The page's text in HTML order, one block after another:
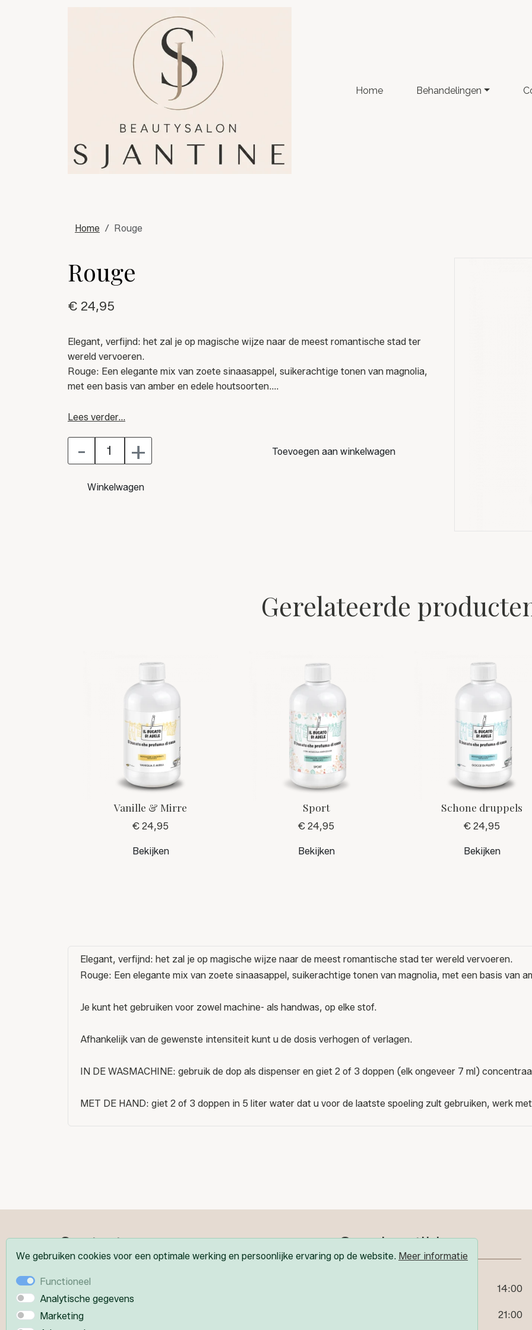
Home Behandelingen
Home Rouge
Rouge
€ 24,95
Elegant, verfijnd: het zal je op magische wijze naar de meest romantische stad ter
wereld vervoeren.
Rouge: Een elegante mix van zoete sinaasappel, suikerachtige tonen van magnolia,
met een basis van amber en edele houtsoorten.
Je kunt het gebruiken voor zowel machine- als handwas, op elke stof.
Afhankelijk van de gewenste intensiteit kunt u de dosis verhogen of verlagen.
7 ml) concentraat in het wasverzachtervak.
Lees verder...
- + Toevoegen aan winkelwagen
Winkelwagen
Gerelateerde
Vanille & Mirre
€ 24,95
Bekijken
Sport
€ 24,95
Bekijken
Schone druppels
€ 24,95
Bekijken
Elegant, verfijnd: het zal je op magische wijze naar de meest romantische stad ter wereld vervoeren.
Rouge: Een elegante mix van zoete sinaasappel, suikerachtige tonen van magnolia, met een basis van
Je kunt het gebruiken voor zowel machine- als handwas, op elke stof.
Afhankelijk van de gewenste intensiteit kunt u de dosis verhogen of verlagen.
IN DE WASMACHINE: gebruik de dop als dispenser en giet 2 of 3 doppen (elk ongeveer 7 ml)
MET DE HAND: giet 2 of 3 doppen in 5 liter water dat u voor de laatste spoeling zult gebruiken, werk
Contactgegevens
Poolster 12
7782ST De Krim
Openingstijden
14:00
21:00
We gebruiken cookies voor een optimale werking en persoonlijke ervaring op de website. Meer informatie
Functioneel
Analytische gegevens
Marketing